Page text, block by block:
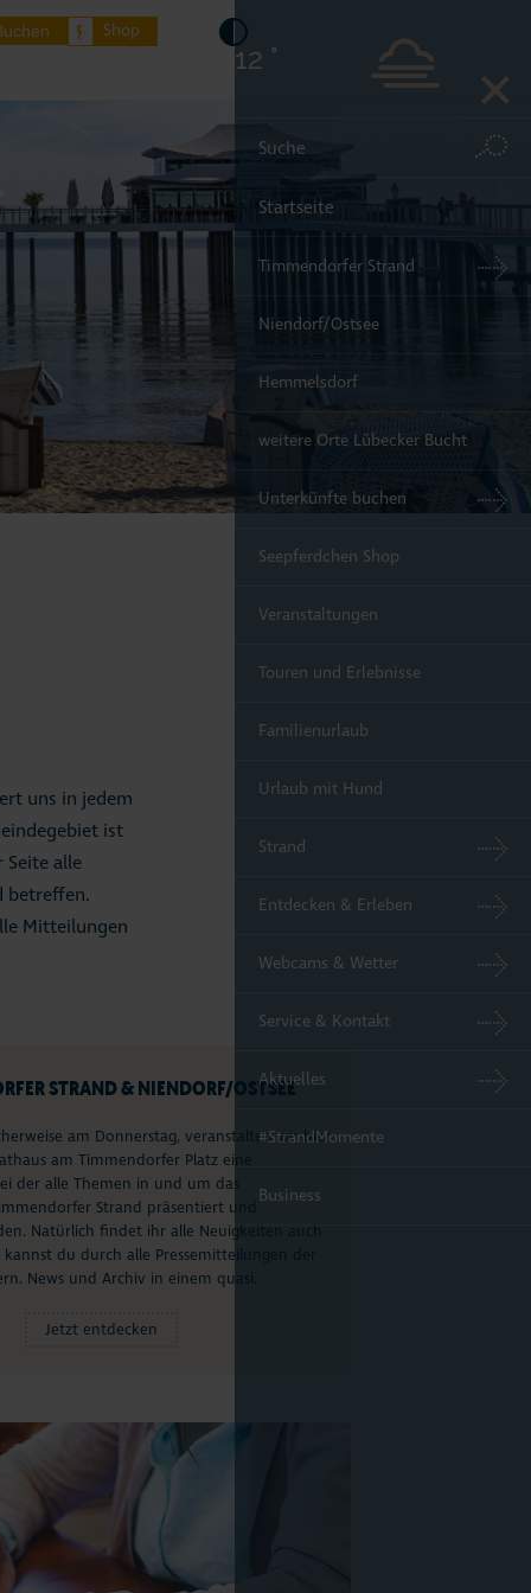
Shop
12 °
Startseite
Timmendorfer Strand
Niendorf/Ostsee
Hemmelsdorf
weitere Orte Lübecker Bucht
Unterkünfte buchen
Seepferdchen Shop
Veranstaltungen
Touren und Erlebnisse
Familienurlaub
Urlaub mit Hund
Strand
Entdecken & Erleben
Webcams & Wetter
Service & Kontakt
Aktuelles
#StrandMomente
Business
uns in jedem
ist
alle
betreffen.
Mitteilungen
STRAND & NIENDORF/OSTSEE
am Donnerstag, veranstalten wir hier
am Timmendorfer Platz eine
der alle Themen in und um das
Strand präsentiert und
Natürlich findet ihr alle Neuigkeiten auch
du durch alle Pressemitteilungen der
News und Archiv in einem quasi.
Jetzt entdecken